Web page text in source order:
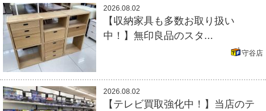
2026.08.02
【収納家具も多数お取り扱い
中！】無印良品のスタ...
守谷店
2026.08.02
【テレビ買取強化中！】当店のテ